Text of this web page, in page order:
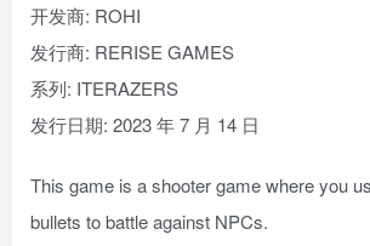
开发商: ROHI
发行商: RERISE GAMES
系列: ITERAZERS
发行日期: 2023 年 7 月 14 日
This game is a shooter game where you
bullets to battle against NPCs.